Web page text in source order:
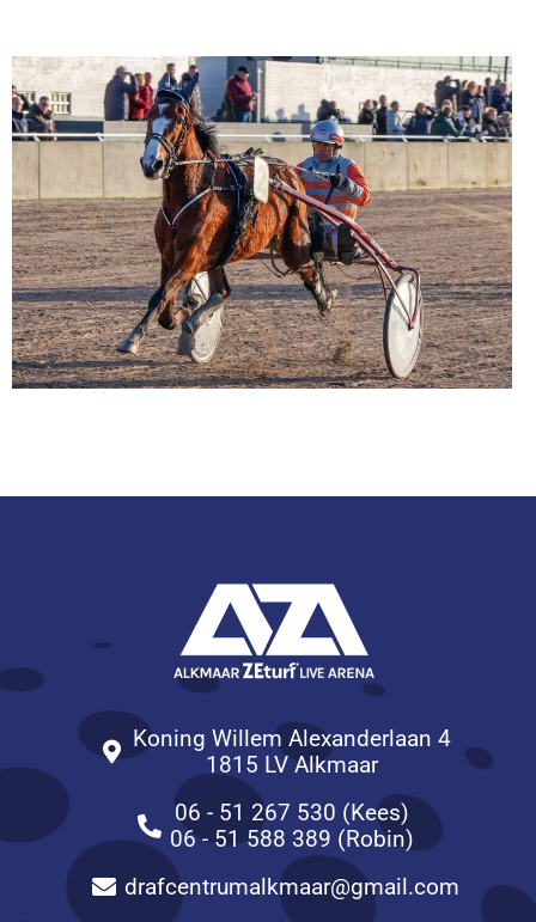
Koning Willem Alexanderlaan 4
1815 LV Alkmaar
06 - 51 267 530 (Kees)
06 - 51 588 389 (Robin)
drafcentrumalkmaar@gmail.com